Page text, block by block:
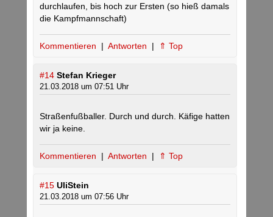
durchlaufen, bis hoch zur Ersten (so hieß damals
die Kampfmannschaft)
Kommentieren | Antworten | ⇑ Top
#14 Stefan Krieger
21.03.2018 um 07:51 Uhr
Straßenfußballer. Durch und durch. Käfige hatten
wir ja keine.
Kommentieren | Antworten | ⇑ Top
#15 UliStein
21.03.2018 um 07:56 Uhr